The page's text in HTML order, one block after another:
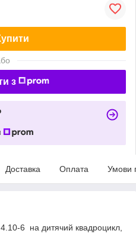
з
Доставка Оплата Умови
6 на дитячий квадроцикл,